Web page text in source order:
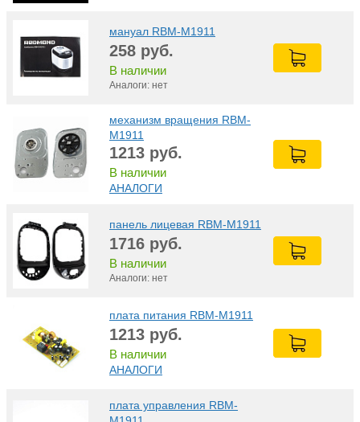
мануал RBM-M1911
258 руб.
В наличии
Аналоги: нет
механизм вращения RBM-
M1911
1213 руб.
В наличии
АНАЛОГИ
панель лицевая RBM-M1911
1716 руб.
В наличии
Аналоги: нет
плата питания RBM-M1911
1213 руб.
В наличии
АНАЛОГИ
плата управления RBM-